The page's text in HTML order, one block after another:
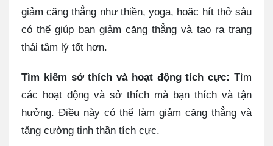
giảm căng thẳng như thiền, yoga, hoặc hít thở sâu
có thể giúp bạn giảm căng thẳng và tạo ra trạng
thái tâm lý tốt hơn.
Tìm kiếm sở thích và hoạt động tích cực: Tìm
các hoạt động và sở thích mà bạn thích và tận
hưởng. Điều này có thể làm giảm căng thẳng và
tăng cường tinh thần tích cực.